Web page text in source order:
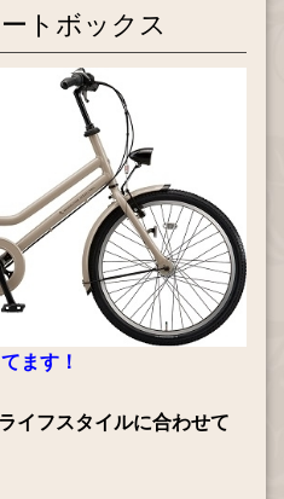
トボックス
ます！
イフスタイルに合わせて